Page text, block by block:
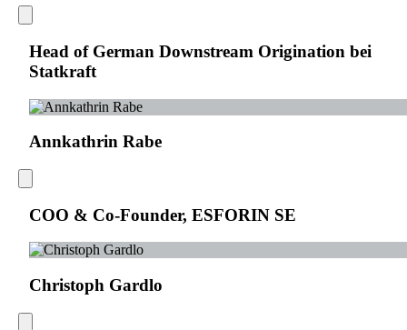
Head of German Downstream Origination bei
Statkraft
Annkathrin Rabe
COO & Co-Founder, ESFORIN SE
Christoph Gardlo